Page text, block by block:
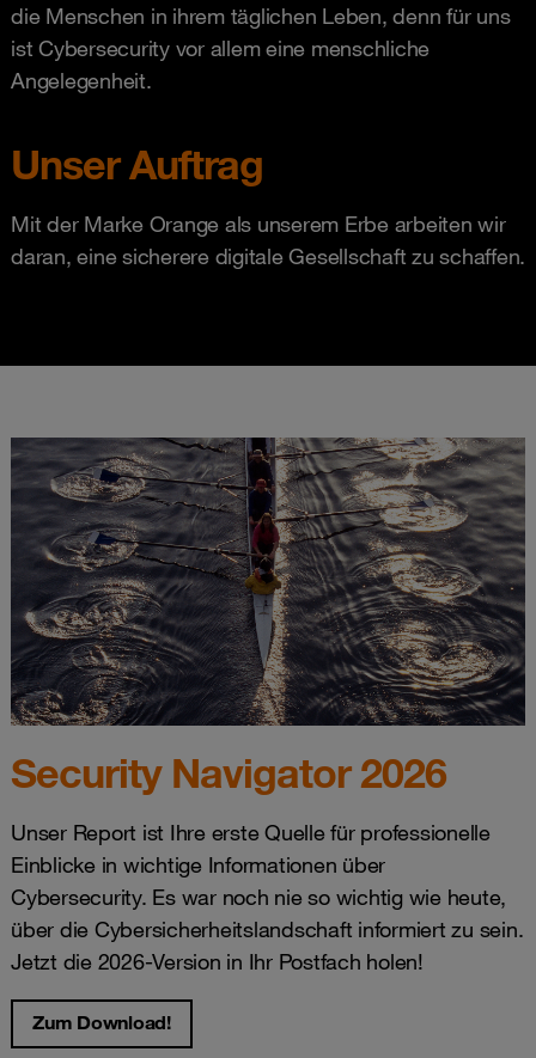
die Menschen in ihrem täglichen Leben, denn für uns
ist Cybersecurity vor allem eine menschliche
Angelegenheit.
Unser Auftrag
Mit der Marke Orange als unserem Erbe arbeiten wir
daran, eine sicherere digitale Gesellschaft zu schaffen.
Security Navigator 2026
Unser Report ist Ihre erste Quelle für professionelle
Einblicke in wichtige Informationen über
Cybersecurity. Es war noch nie so wichtig wie heute,
über die Cybersicherheitslandschaft informiert zu sein.
Jetzt die 2026-Version in Ihr Postfach holen!
Zum Download!